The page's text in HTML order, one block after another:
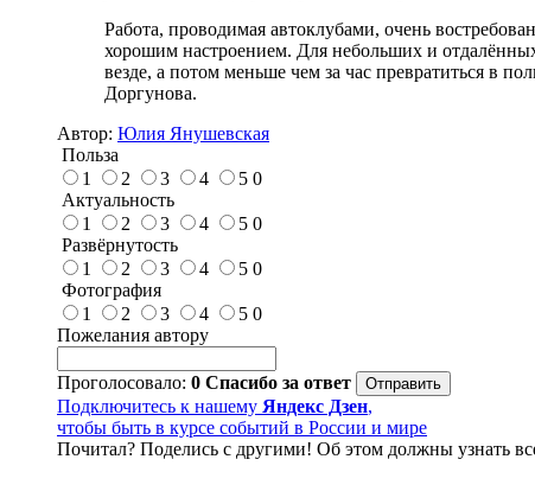
Работа, проводимая автоклубами, очень
хорошим настроением. Для небольших и отдалённых
везде, а потом меньше чем за час превратиться в
Доргунова.
Автор: Юлия Янушевская
Польза
1
2 3 4 5 0
Актуальность
1
2 3 4 5 0
Развёрнутость
1
2 3 4 5 0
Фотография
1
2 3 4 5 0
Пожелания автору
Проголосовало: 0 Спасибо за ответ
Подключитесь к нашему Яндекс Дзен,
чтобы быть в курсе событий в России и мире
Почитал? Поделись с другими! Об этом должны узнать